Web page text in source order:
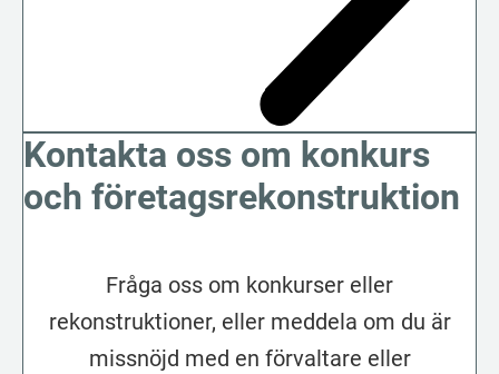
Kontakta oss om konkurs
och företagsrekonstruktion
Fråga oss om konkurser eller
rekonstruktioner, eller meddela om du är
missnöjd med en förvaltare eller